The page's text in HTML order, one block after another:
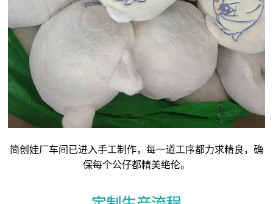
简创娃厂车间已进入手工制作，每一道工序都力求精良，确
保每个公仔都精美绝伦。